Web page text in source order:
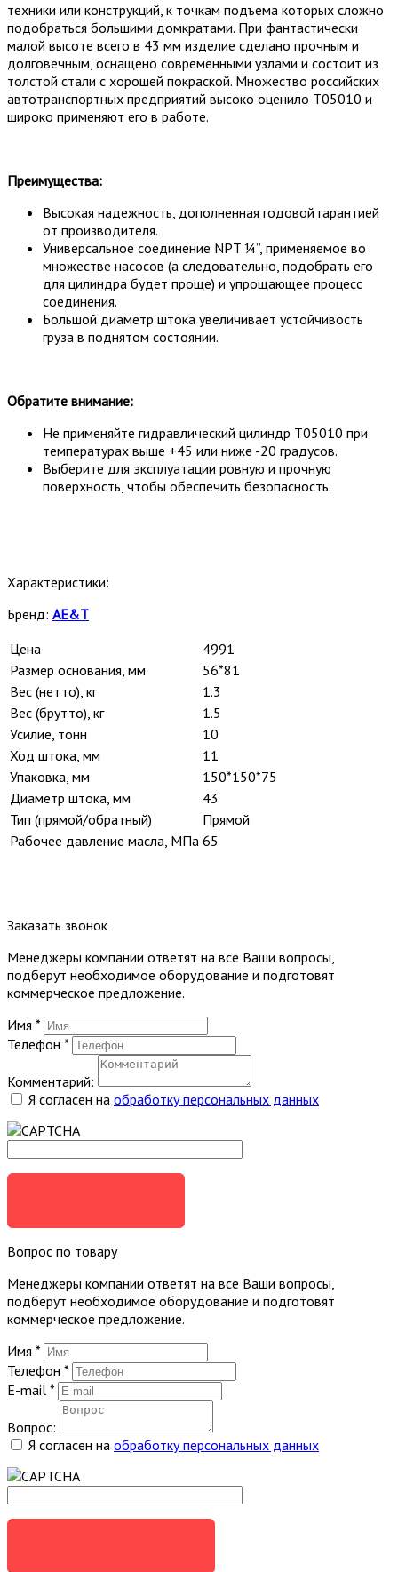
техники или конструкций, к точкам подъема которых сложно
подобраться большими домкратами. При фантастически
малой высоте всего в 43 мм изделие сделано прочным и
долговечным, оснащено современными узлами и состоит из
толстой стали с хорошей покраской. Множество российских
автотранспортных предприятий высоко оценило T05010 и
широко применяют его в работе.
Преимущества:
Высокая надежность, дополненная годовой гарантией
от производителя.
Универсальное соединение NPT ¼”, применяемое во
множестве насосов (а следовательно, подобрать его
для цилиндра будет проще) и упрощающее процесс
соединения.
Большой диаметр штока увеличивает устойчивость
груза в поднятом состоянии.
Обратите внимание:
Не применяйте гидравлический цилиндр T05010 при
температурах выше +45 или ниже -20 градусов.
Выберите для эксплуатации ровную и прочную
поверхность, чтобы обеспечить безопасность.
Характеристики:
Бренд: AE&T
Цена
4991
Размер основания, мм
56*81
Вес (нетто), кг
1.3
Вес (брутто), кг
1.5
Усилие, тонн
10
Ход штока, мм
11
Упаковка, мм
150*150*75
Диаметр штока, мм
43
Тип (прямой/обратный)
Прямой
Рабочее давление масла, МПа 65
Заказать звонок
Менеджеры компании ответят на все Ваши вопросы,
подберут необходимое оборудование и подготовят
коммерческое предложение.
Имя *
Телефон *
Комментарий:
Я согласен на обработку персональных данных
Вопрос по товару
Менеджеры компании ответят на все Ваши вопросы,
подберут необходимое оборудование и подготовят
коммерческое предложение.
Имя *
Телефон *
E-mail *
Вопрос:
Я согласен на обработку персональных данных